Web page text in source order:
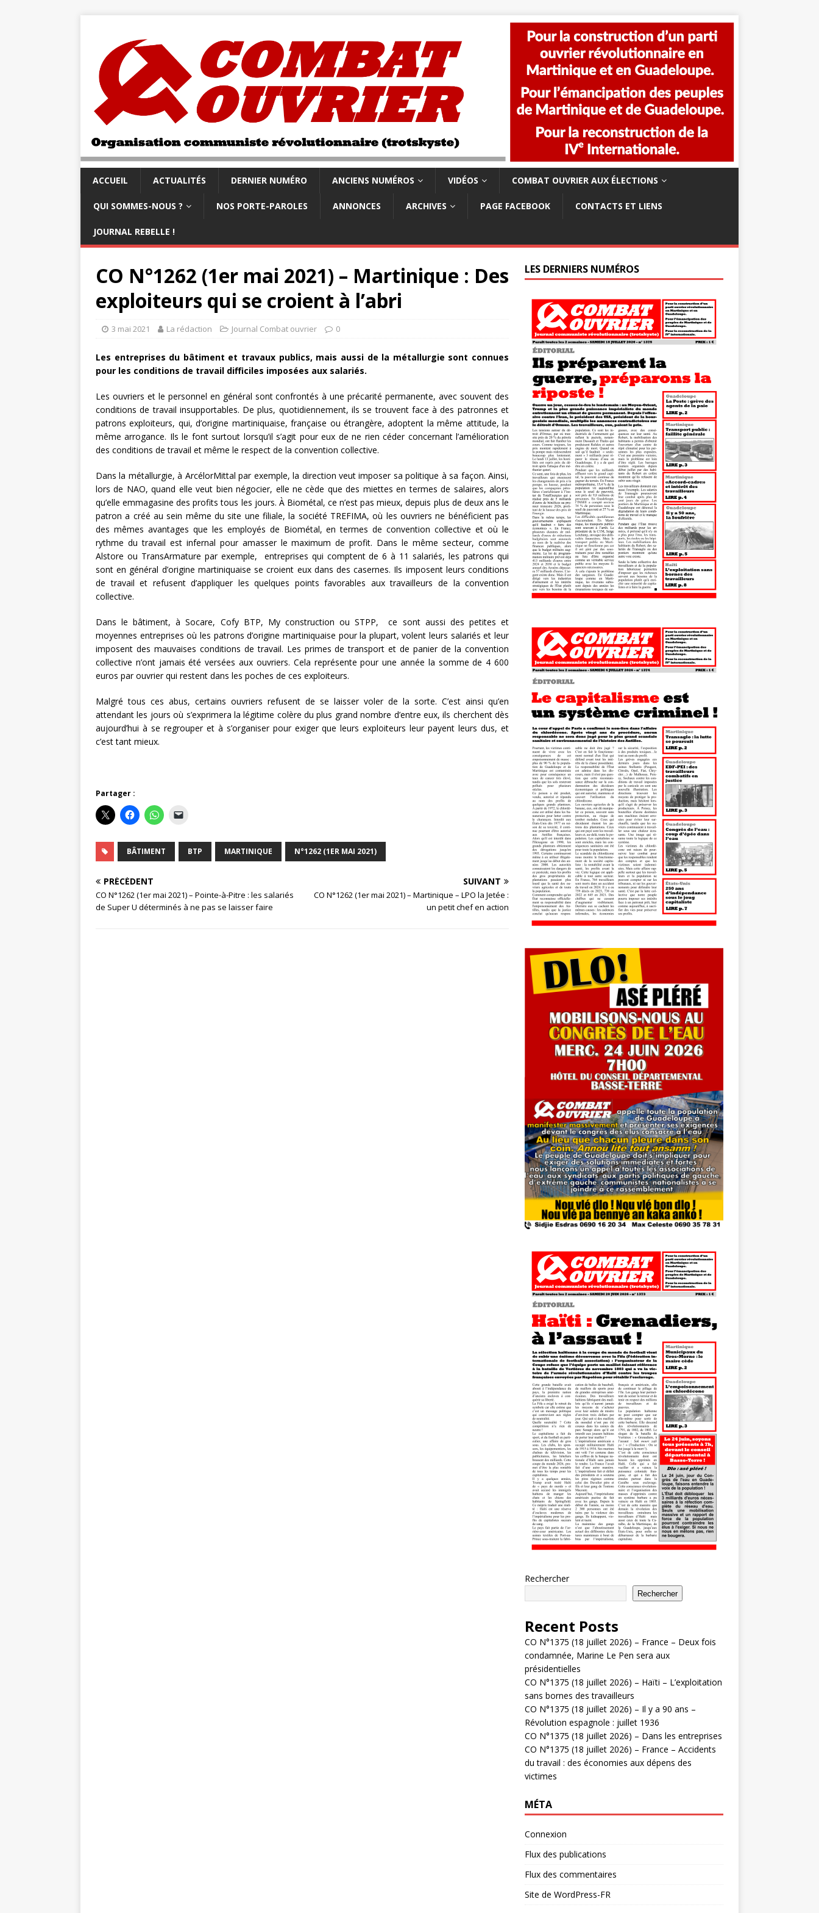
ACCUEIL ACTUALITÉS DERNIER NUMÉRO ANCIENS NUMÉROS VIDÉOS COMBAT OUVRIER AUX ÉLECTIONS
QUI SOMMES-NOUS ? NOS PORTE-PAROLES ANNONCES ARCHIVES PAGE FACEBOOK CONTACTS ET LIENS
JOURNAL REBELLE !
CO N°1262 (1er mai 2021) – Martinique : Des
exploiteurs qui se croient à l’abri
3 mai 2021 La rédaction Journal Combat ouvrier 0
Les entreprises du bâtiment et travaux publics, mais aussi de la métallurgie sont connues
pour les conditions de travail difficiles imposées aux salariés.
Les ouvriers et le personnel en général sont confrontés à une précarité permanente, avec souvent des
conditions de travail insupportables. De plus, quotidiennement, ils se trouvent face à des patronnes et
patrons exploiteurs, qui, d’origine martiniquaise, française ou étrangère, adoptent la même attitude, la
même arrogance. Ils le font surtout lorsqu’il s’agit pour eux de ne rien céder concernant l’amélioration
des conditions de travail et même le respect de la convention collective.
Dans la métallurgie, à ArcélorMittal par exemple, la direction veut imposer sa politique à sa façon. Ainsi,
lors de NAO, quand elle veut bien négocier, elle ne cède que des miettes en termes de salaires, alors
qu’elle emmagasine des profits tous les jours. À Biométal, ce n’est pas mieux, depuis plus de deux ans le
patron a créé au sein même du site une filiale, la société TREFIMA, où les ouvriers ne bénéficient pas
des mêmes avantages que les employés de Biométal, en termes de convention collective et où le
rythme du travail est infernal pour amasser le maximum de profit. Dans le même secteur, comme
Alstore ou TransArmature par exemple, entreprises qui comptent de 6 à 11 salariés, les patrons qui
sont en général d’origine martiniquaise se croient eux dans des casernes. Ils imposent leurs conditions
de travail et refusent d’appliquer les quelques points favorables aux travailleurs de la convention
collective.
Dans le bâtiment, à Socare, Cofy BTP, My construction ou STPP, ce sont aussi des petites et
moyennes entreprises où les patrons d’origine martiniquaise pour la plupart, volent leurs salariés et leur
imposent des mauvaises conditions de travail. Les primes de transport et de panier de la convention
collective n’ont jamais été versées aux ouvriers. Cela représente pour une année la somme de 4 600
euros par ouvrier qui restent dans les poches de ces exploiteurs.
Malgré tous ces abus, certains ouvriers refusent de se laisser voler de la sorte. C’est ainsi qu’en
attendant les jours où s’exprimera la légitime colère du plus grand nombre d’entre eux, ils cherchent dès
aujourd’hui à se regrouper et à s’organiser pour exiger que leurs exploiteurs leur payent leurs dus, et
c’est tant mieux.
Partager :
BÂTIMENT BTP MARTINIQUE N°1262 (1ER MAI 2021)
PRÉCÉDENT
CO N°1262 (1er mai 2021) – Pointe-à-Pitre : les salariés
de Super U déterminés à ne pas se laisser faire
SUIVANT
CO N°1262 (1er mai 2021) – Martinique – LPO la Jetée :
un petit chef en action
LES DERNIERS NUMÉROS
Rechercher
Rechercher
Recent Posts
CO N°1375 (18 juillet 2026) – France – Deux fois
condamnée, Marine Le Pen sera aux
présidentielles
CO N°1375 (18 juillet 2026) – Haïti – L’exploitation
sans bornes des travailleurs
CO N°1375 (18 juillet 2026) – Il y a 90 ans –
Révolution espagnole : juillet 1936
CO N°1375 (18 juillet 2026) – Dans les entreprises
CO N°1375 (18 juillet 2026) – France – Accidents
du travail : des économies aux dépens des
victimes
MÉTA
Connexion
Flux des publications
Flux des commentaires
Site de WordPress-FR